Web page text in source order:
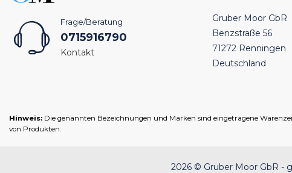
Frage/Beratung
0715916790
Kontakt
Gruber Moor GbR
Benzstraße 56
71272 Renningen
Deutschland
Hinweis: Die genannten Bezeichnungen und Marken sind eingetragene
von Produkten.
2026 © Gruber Moor GbR -